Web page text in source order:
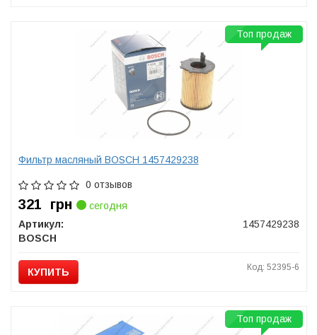
Фильтр масляный BOSCH 1457429238
0 отзывов
321 грн
сегодня
Артикул:
1457429238
BOSCH
КУПИТЬ Код: 52395-6
Топ продаж
Топ продаж